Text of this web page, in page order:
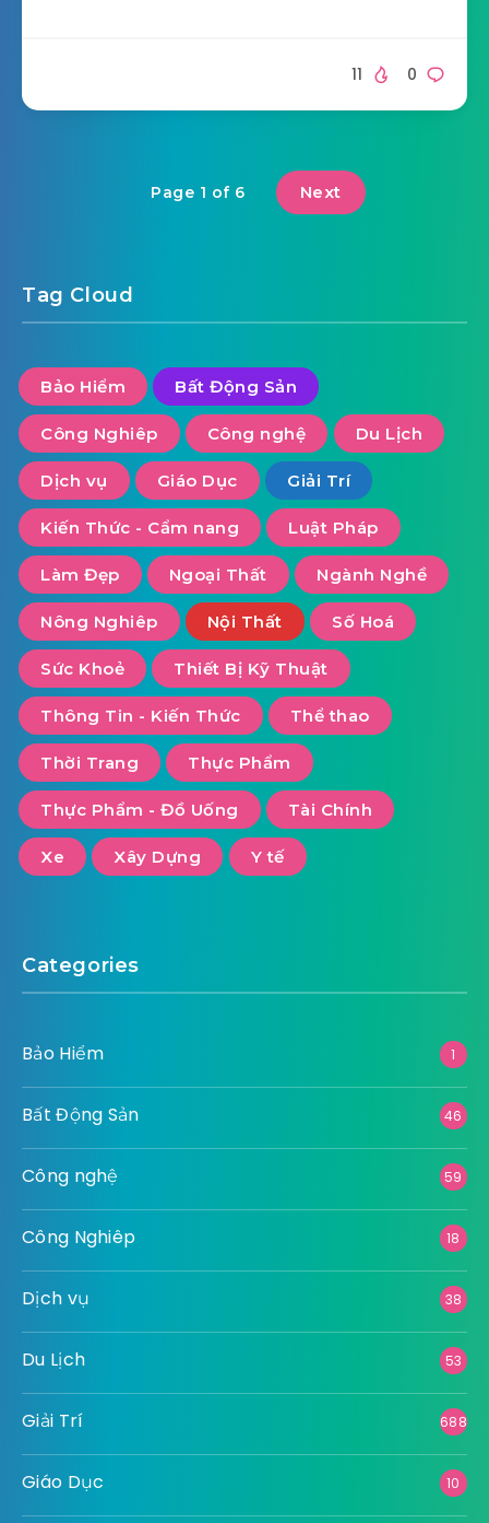
0
11
Page 1 of 6 Next
Tag Cloud
Bảo Hiểm Bất Động Sản
Công Nghiêp Công nghệ Du Lịch
Dịch vụ Giáo Dục Giải Trí
Kiến Thức - Cẩm nang Luật Pháp
Làm Đẹp Ngoại Thất Ngành Nghề
Nông Nghiêp Nội Thất Số Hoá
Sức Khoẻ Thiết Bị Kỹ Thuật
Thông Tin - Kiến Thức Thể thao
Thời Trang Thực Phẩm
Thực Phẩm - Đồ Uống Tài Chính
Xe Xây Dựng Y tế
Categories
Bảo Hiểm 1
Bất Động Sản 46
Công nghệ 59
Công Nghiêp 18
Dịch vụ 38
Du Lịch 53
Giải Trí 688
Giáo Dục 10